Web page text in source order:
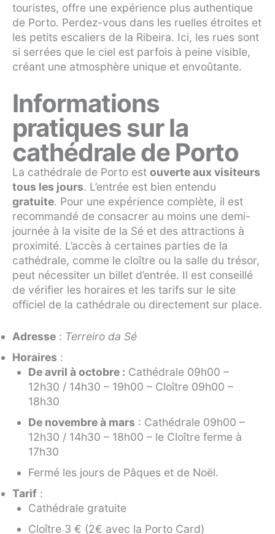
touristes, offre une expérience plus authentique
de Porto. Perdez-vous dans les ruelles étroites et
les petits escaliers de la Ribeira. Ici, les rues sont
si serrées que le ciel est parfois à peine visible,
créant une atmosphère unique et envoûtante.
Informations
pratiques sur la
cathédrale de Porto
La cathédrale de Porto est ouverte aux visiteurs
tous les jours. L’entrée est bien entendu
gratuite. Pour une expérience complète, il est
recommandé de consacrer au moins une demi-
journée à la visite de la Sé et des attractions à
proximité. L’accès à certaines parties de la
cathédrale, comme le cloître ou la salle du trésor,
peut nécessiter un billet d’entrée. Il est conseillé
de vérifier les horaires et les tarifs sur le site
officiel de la cathédrale ou directement sur place.
Adresse : Terreiro da Sé
Horaires :
De avril à octobre : Cathédrale 09h00 –
12h30 / 14h30 – 19h00 – Cloître 09h00 –
18h30
De novembre à mars : Cathédrale 09h00 –
12h30 / 14h30 – 18h00 – le Cloître ferme à
17h30
Fermé les jours de Pâques et de Noël.
Tarif :
Cathédrale gratuite
Cloître 3 € (2€ avec la Porto Card)